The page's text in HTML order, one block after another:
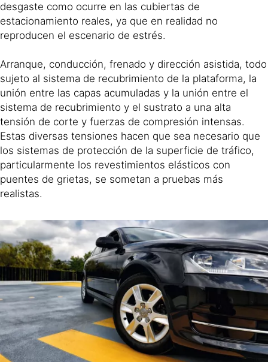
desgaste como ocurre en las cubiertas de
estacionamiento reales, ya que en realidad no
reproducen el escenario de estrés.
Arranque, conducción, frenado y dirección asistida, todo
sujeto al sistema de recubrimiento de la plataforma, la
unión entre las capas acumuladas y la unión entre el
sistema de recubrimiento y el sustrato a una alta
tensión de corte y fuerzas de compresión intensas.
Estas diversas tensiones hacen que sea necesario que
los sistemas de protección de la superficie de tráfico,
particularmente los revestimientos elásticos con
puentes de grietas, se sometan a pruebas más
realistas.